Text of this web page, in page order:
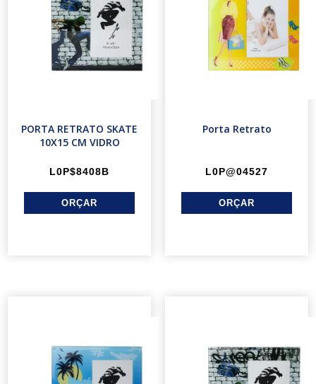
PORTA RETRATO SKATE
10X15 CM VIDRO
L0P$8408B
Porta Retrato
L0P@04527